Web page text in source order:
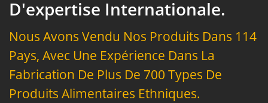
D'expertise Internationale.
Nous Avons Vendu Nos Produits Dans 114
Pays, Avec Une Expérience Dans La
Fabrication De Plus De 700 Types De
Produits Alimentaires Ethniques.